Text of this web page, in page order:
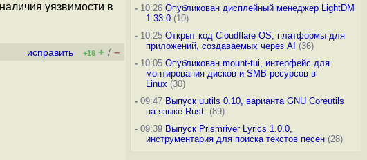
уязвимости в
исправить +16 + / –
-10:26 Опубликован дисплейный менеджер LightDM
1.33.0(10)
-10:25 Открыт код Cloudflare OS, платформы для
приложений, создаваемых через AI (36)
-10:05 Опубликован mount-tui, интерфейс для
монтирования дисков и SMB-ресурсов в
Linux (30)
-09:47 Выпуск uutils 0.10, варианта GNU Coreutils
на языке Rust (89)
-09:39 Выпуск Prismriver Lyrics 1.0.0,
инструментария для поиска текстов песен(28)